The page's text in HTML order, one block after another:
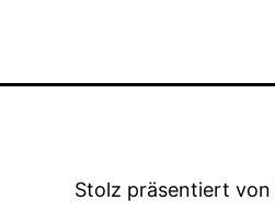
Stolz präsentiert von